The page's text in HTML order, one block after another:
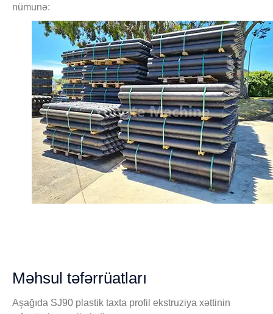
nümunə:
Məhsul təfərrüatları
Aşağıda SJ90 plastik taxta profil ekstruziya xəttinin